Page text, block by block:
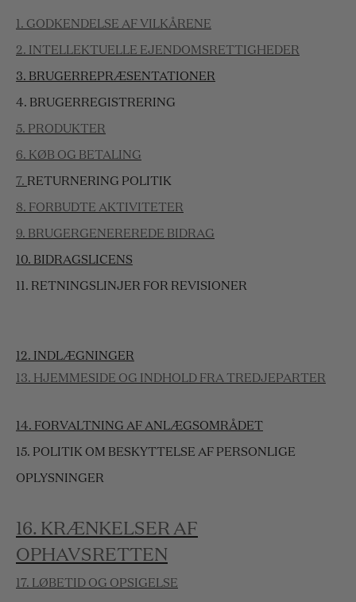
1. GODKENDELSE AF VILKÅRENE
2. INTELLEKTUELLE EJENDOMSRETTIGHEDER
3. BRUGERREPRÆSENTATIONER
4. BRUGERREGISTRERING
5. PRODUKTER
6. KØB OG BETALING
7. RETURNERING POLITIK
8. FORBUDTE AKTIVITETER
9. BRUGERGENEREREDE BIDRAG
10. BIDRAGSLICENS
11. RETNINGSLINJER FOR REVISIONER
12. INDLÆGNINGER
13. HJEMMESIDE OG INDHOLD FRA TREDJEPARTER
14. FORVALTNING AF ANLÆGSOMRÅDET
15. POLITIK OM BESKYTTELSE AF PERSONLIGE
OPLYSNINGER
16. KRÆNKELSER AF
OPHAVSRETTEN
17. LØBETID OG OPSIGELSE